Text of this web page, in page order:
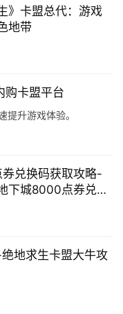
》卡盟总代：游戏
地带
购卡盟平台
升游戏体验。
兑换码获取攻略-
下城8000点券兑换
地求生卡盟大牛攻